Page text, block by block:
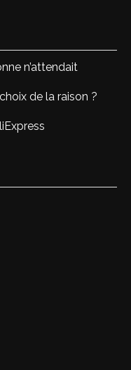
n’attendait
de la raison ?